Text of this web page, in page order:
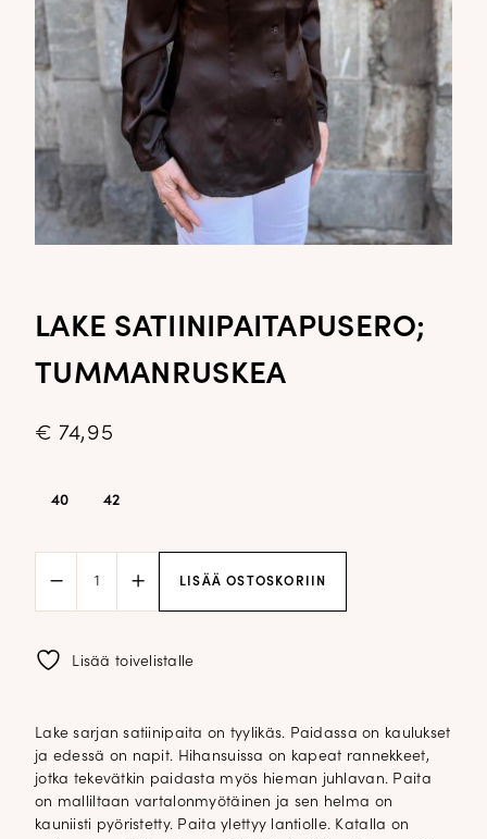
LAKE SATIINIPAITAPUSERO;
TUMMANRUSKEA
€ 74,95
40 42
satiinipaitapusero;
tummanruskea
LISÄÄ OSTOSKORIIN
Lisää toivelistalle
Lake sarjan satiinipaita on tyylikäs. Paidassa on kaulukset
ja edessä on napit. Hihansuissa on kapeat rannekkeet,
jotka tekevätkin paidasta myös hieman juhlavan. Paita
on malliltaan vartalonmyötäinen ja sen helma on
kauniisti pyöristetty. Paita ylettyy lantiolle. Katalla on